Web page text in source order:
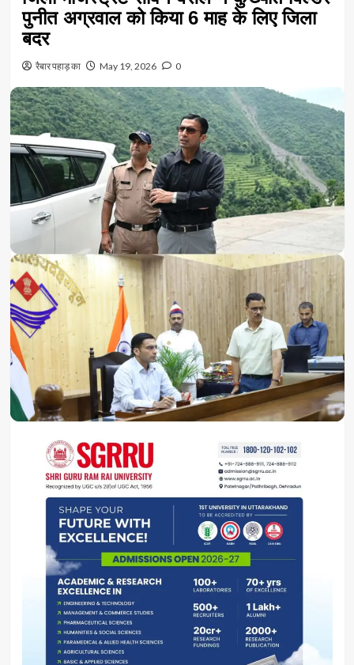
पुनीत अग्रवाल को किया 6 माह के लिए जिला
बदर
रैबार पहाड़ का May 19, 2026 0